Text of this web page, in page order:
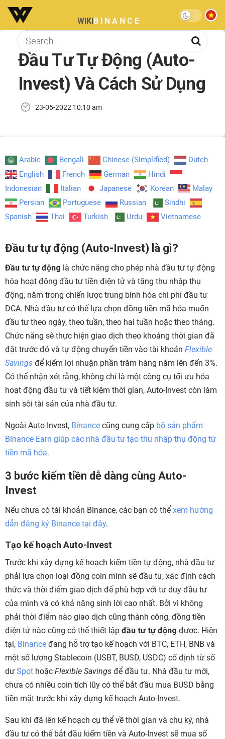
WIKIBINANCE
Đầu Tư Tự Động (Auto-
Invest) Và Cách Sử Dụng
23-05-2022 10:10 am
Arabic Bengali Chinese (Simplified)
Dutch
English
French German
Hindi
Indonesian
Italian Japanese Korean
Malay
Persian
Portuguese Russian
Sindhi
Spanish
Thai Turkish Urdu Vietnamese
Đầu tư tự động (Auto-Invest) là gì?
Đầu tư tự động là chức năng cho phép nhà đầu tư tự động
hóa hoạt động đầu tư tiền điện tử và tăng thu nhập thụ
động, nằm trong chiến lược trung bình hóa chi phí đầu tư
DCA. Nhà đầu tư có thể lựa chọn đồng tiền mã hóa muốn
đầu tư theo ngày, theo tuần, theo hai tuần hoặc theo tháng.
Chức năng sẽ thực hiện giao dịch theo khoảng thời gian đã
đặt trước đó và tự động chuyển tiền vào tài khoản Flexible
Savings để kiếm lợi nhuận phần trăm hàng năm lên đến 3%.
Có thể nhận xét rằng, không chỉ là một công cụ tối ưu hóa
hoạt động đầu tư và tiết kiệm thời gian, Auto-Invest còn làm
sinh sôi tài sản của nhà đầu tư.
Ngoài Auto Invest, Binance cũng cung cấp bộ sản phẩm
Binance Earn giúp các nhà đầu tư tạo thu nhập thụ động từ
tiền mã hóa.
3 bước kiếm tiền dễ dàng cùng Auto-
Invest
Nếu chưa có tài khoản Binance, các bạn có thể xem hướng
dẫn đăng ký Binance tại đây.
Tạo kế hoạch Auto-Invest
Trước khi xây dựng kế hoạch kiếm tiền tự động, nhà đầu tư
phải lựa chọn loại đồng coin mình sẽ đầu tư, xác định cách
thức và thời điểm giao dịch để phù hợp với tư duy đầu tư
của mình và có khả năng sinh lời cao nhất. Bởi vì không
phải thời điểm nào giao dịch cũng thành công, đồng tiền
điện tử nào cũng có thể thiết lập đầu tư tự động được. Hiện
tại, Binance đang hỗ trợ tạo kế hoạch với BTC, ETH, BNB và
một số lượng Stablecoin (USBT, BUSD, USDC) cố định từ số
dư Spot hoặc Flexible Savings để đầu tư. Nhà đầu tư mới,
chưa có nhiều coin tích lũy có thể bắt đầu mua BUSD bằng
tiền mặt trước khi xây dựng kế hoạch Auto-Invest.
Sau khi đã lên kế hoạch cụ thể về thời gian và chu kỳ, nhà
đầu tư có thể bắt đầu kiếm tiền và Auto-Invest sẽ mua số